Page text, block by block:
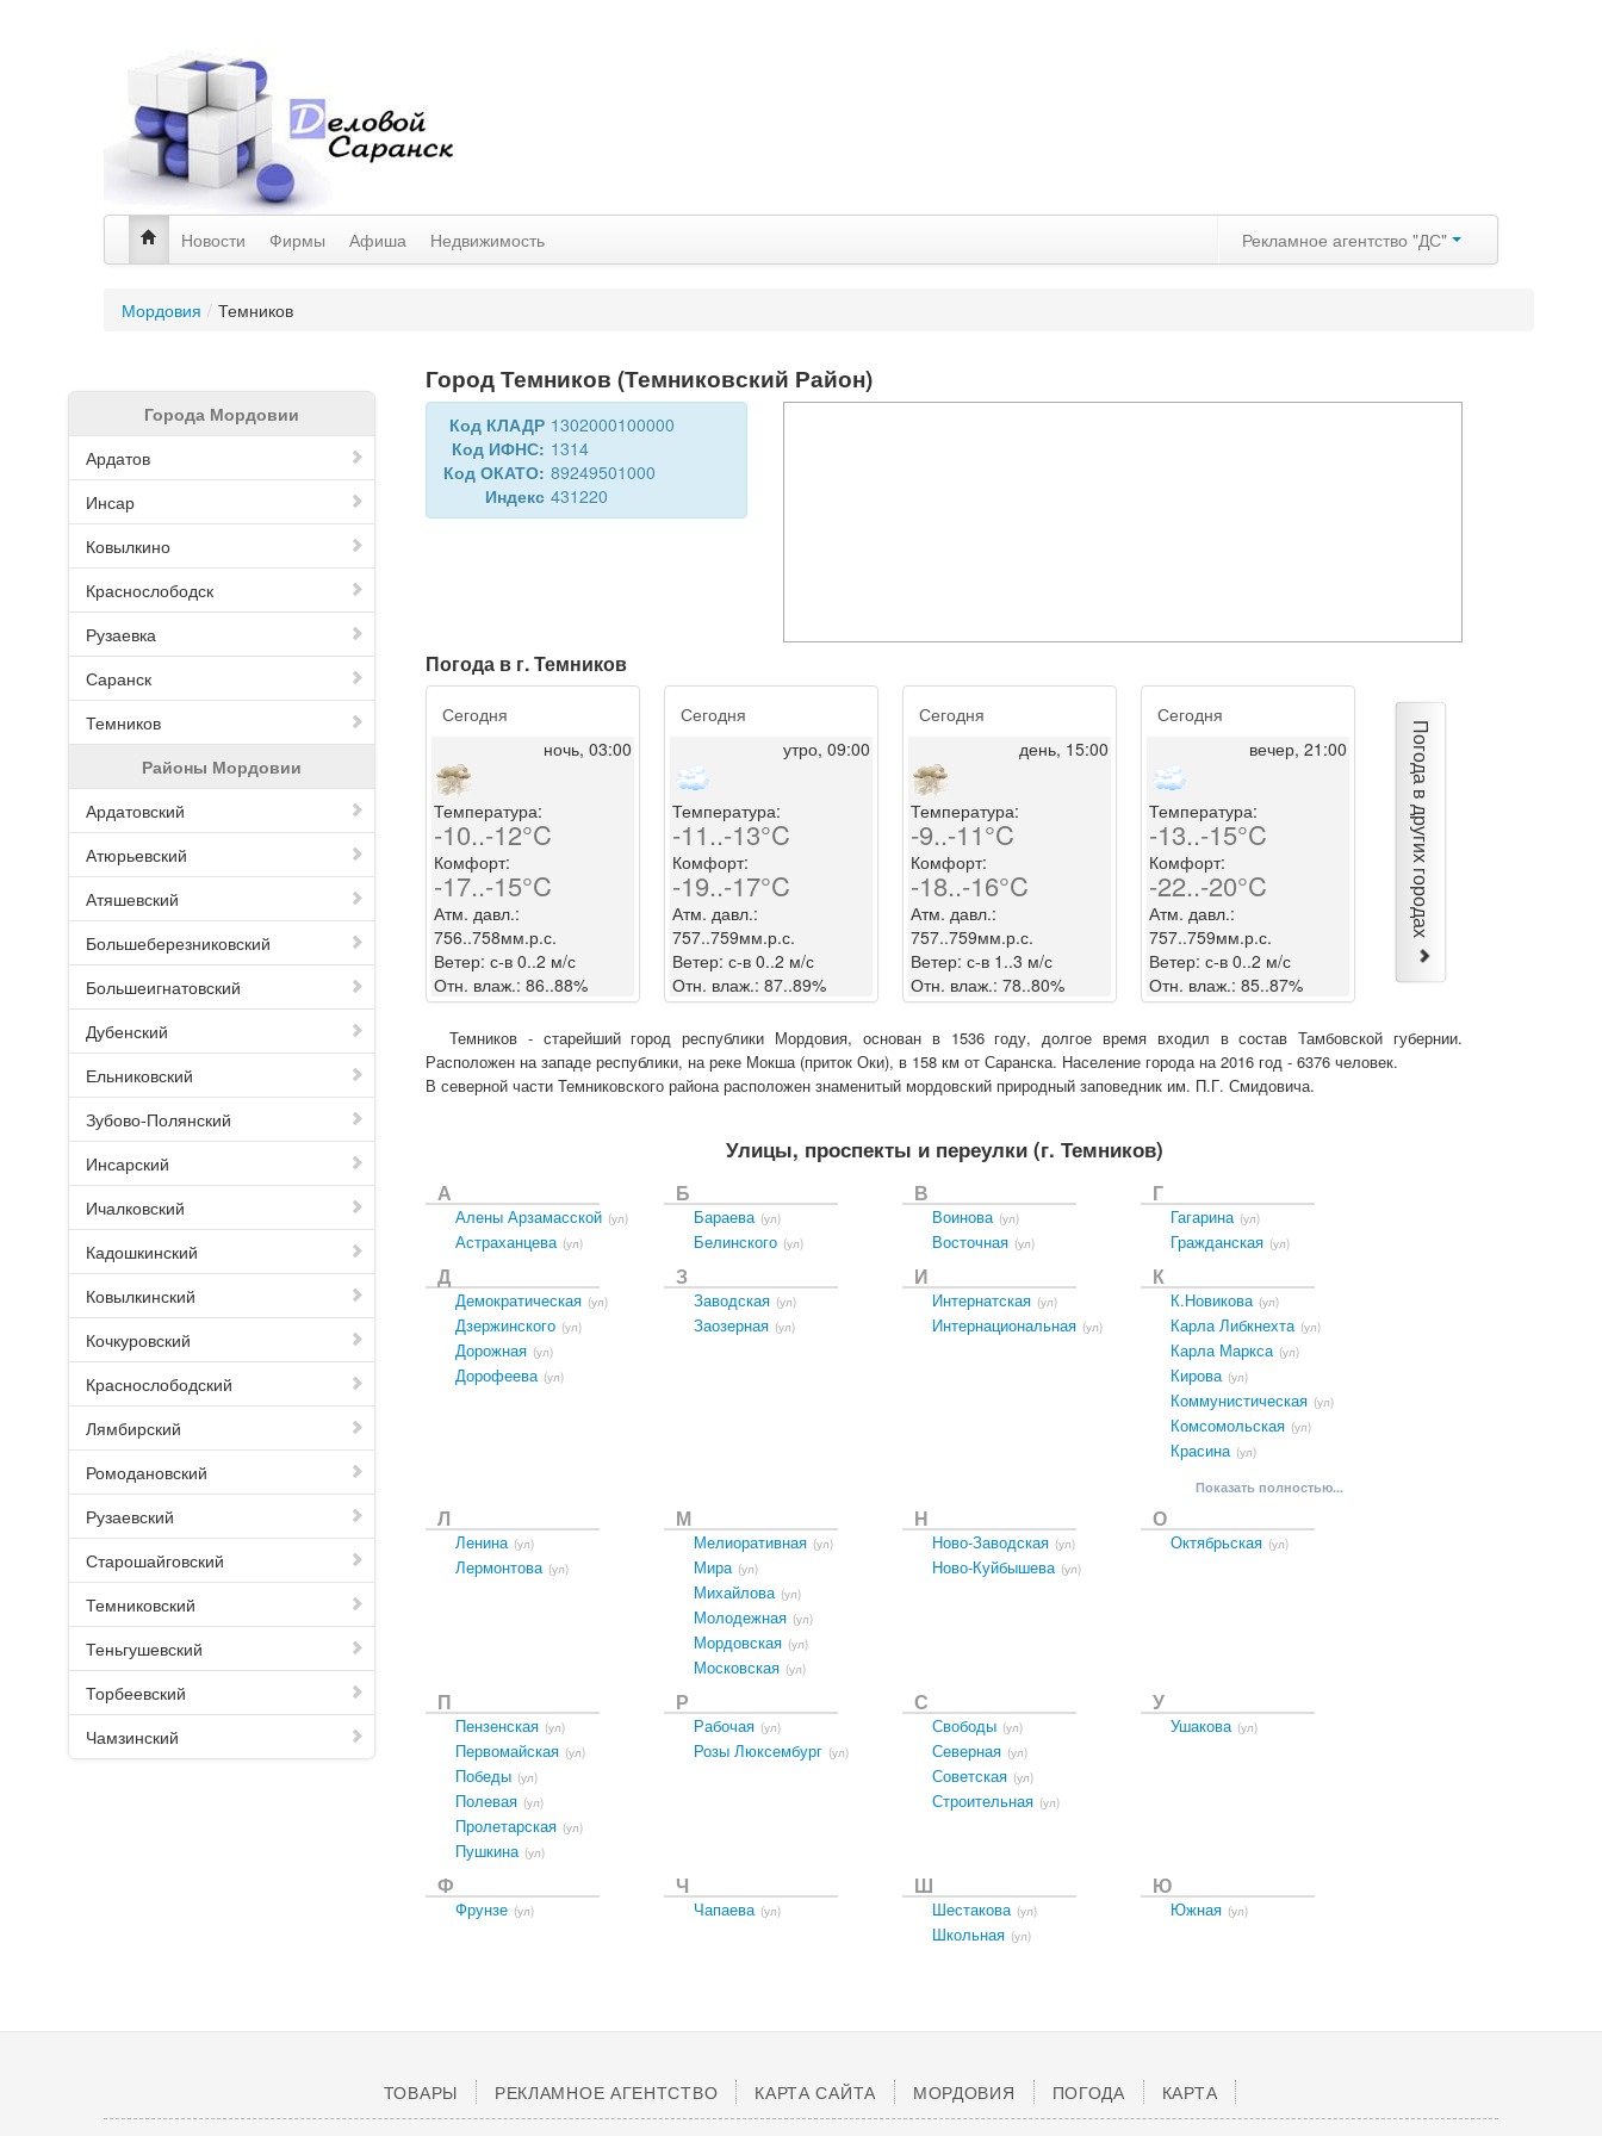
Новости Фирмы Афиша Недвижимость Рекламное агентство "ДС"
Мордовия / Темников
Города Мордовии
Ардатов
Инсар
Ковылкино
Краснослободск
Рузаевка
Саранск
Темников
Районы Мордовии
Ардатовский
Атюрьевский
Атяшевский
Большеберезниковский
Большеигнатовский
Дубенский
Ельниковский
Зубово-Полянский
Инсарский
Ичалковский
Кадошкинский
Ковылкинский
Кочкуровский
Краснослободский
Лямбирский
Ромодановский
Рузаевский
Старошайговский
Темниковский
Теньгушевский
Торбеевский
Чамзинский
Город Темников (Темниковский Район)
Код КЛАДР 1302000100000
Код ИФНС: 1314
Код ОКАТО: 89249501000
Индекс 431220
Погода в г. Темников
Сегодня
ночь, 03:00
Температура:
-10..-12°C
Комфорт:
-17..-15°C
Атм. давл.:
756..758мм.р.с.
Ветер: с-в 0..2 м/с
Отн. влаж.: 86..88%
Сегодня
утро, 09:00
Температура:
-11..-13°C
Комфорт:
-19..-17°C
Атм. давл.:
757..759мм.р.с.
Ветер: с-в 0..2 м/с
Отн. влаж.: 87..89%
Сегодня
день, 15:00
Температура:
-9..-11°C
Комфорт:
-18..-16°C
Атм. давл.:
757..759мм.р.с.
Ветер: с-в 1..3 м/с
Отн. влаж.: 78..80%
Сегодня
вечер, 21:00
Температура:
-13..-15°C
Комфорт:
-22..-20°C
Атм. давл.:
757..759мм.р.с.
Ветер: с-в 0..2 м/с
Отн. влаж.: 85..87%
Погода в других городах
Темников - старейший город республики Мордовия, основан в 1536 году, долгое время входил в состав Тамбовской губернии.
Расположен на западе республики, на реке Мокша (приток Оки), в 158 км от Саранска. Население города на 2016 год - 6376 человек.
В северной части Темниковского района расположен знаменитый мордовский природный заповедник им. П.Г. Смидовича.
Улицы, проспекты и переулки (г. Темников)
А
Алены Арзамасской (ул)
Астраханцева (ул)
Б
Бараева (ул)
Белинского (ул)
В
Воинова (ул)
Восточная (ул)
Г
Гагарина (ул)
Гражданская (ул)
Д
Демократическая (ул)
Дзержинского (ул)
Дорожная (ул)
Дорофеева (ул)
З
Заводская (ул)
Заозерная (ул)
И
Интернатская (ул)
Интернациональная (ул)
К
К.Новикова (ул)
Карла Либкнехта (ул)
Карла Маркса (ул)
Кирова (ул)
Коммунистическая (ул)
Комсомольская (ул)
Красина (ул)
Показать полностью...
Л
Ленина (ул)
Лермонтова (ул)
М
Мелиоративная (ул)
Мира (ул)
Михайлова (ул)
Молодежная (ул)
Мордовская (ул)
Московская (ул)
Н
Ново-Заводская (ул)
Ново-Куйбышева (ул)
О
Октябрьская (ул)
П
Пензенская (ул)
Первомайская (ул)
Победы (ул)
Полевая (ул)
Пролетарская (ул)
Пушкина (ул)
Р
Рабочая (ул)
Розы Люксембург (ул)
С
Свободы (ул)
Северная (ул)
Советская (ул)
Строительная (ул)
У
Ушакова (ул)
Ф
Фрунзе (ул)
Ч
Чапаева (ул)
Ш
Шестакова (ул)
Школьная (ул)
Ю
Южная (ул)
ТОВАРЫ РЕКЛАМНОЕ АГЕНТСТВО КАРТА САЙТА МОРДОВИЯ ПОГОДА КАРТА